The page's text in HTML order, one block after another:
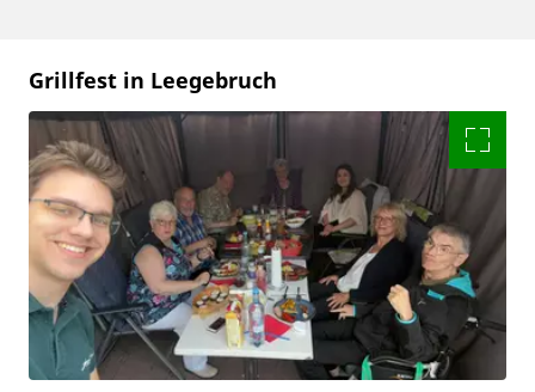
Grillfest in Leegebruch